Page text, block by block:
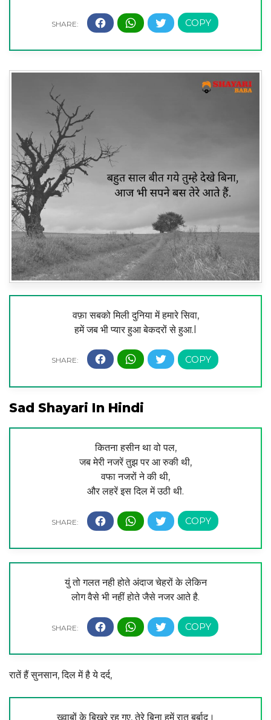
वफ़ा सबको मिली दुनिया में हमारे सिवा,
हमें जब भी प्यार हुआ बेकदरों से हुआ.l
Sad Shayari In Hindi
कितना हसीन था वो पल,
जब मेरी नजरें तुझ पर आ रुकी थी,
वफा नजरों ने की थी,
और लहरें इस दिल में उठी थी.
युं तो गलत नही होते अंदाज चेहरों के लेकिन
लोग वैसे भी नहीं होते जैसे नजर आते है.
रातें हैं सुनसान, दिल में है ये दर्द,
ख्वाबों के बिखरे रह गए, तेरे बिना हमें रात बर्बाद।